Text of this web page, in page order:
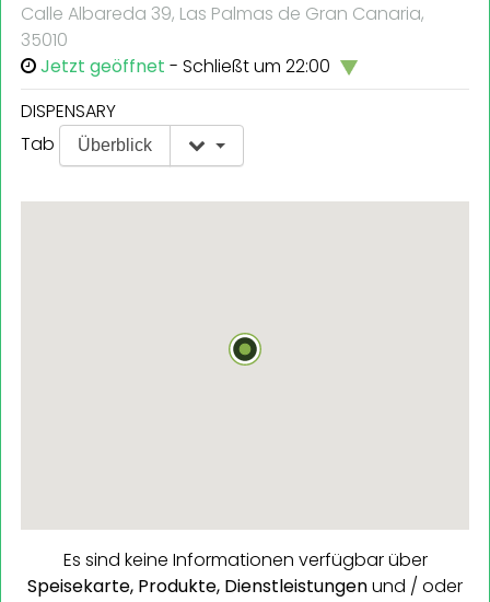
Calle Albareda 39, Las Palmas de Gran Canaria,
35010
Jetzt geöffnet - Schließt um 22:00
DISPENSARY
Tab
Überblick
Es sind keine Informationen verfügbar über
Speisekarte, Produkte, Dienstleistungenund / oder